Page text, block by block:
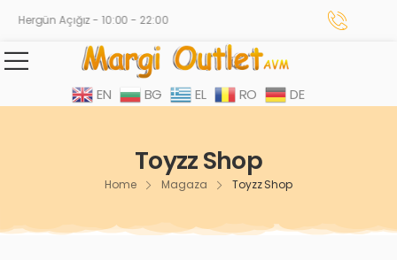
Hergün Açığız - 10:00 - 22:00
EN BG EL RO DE
Toyzz Shop
Home Magaza Toyzz Shop